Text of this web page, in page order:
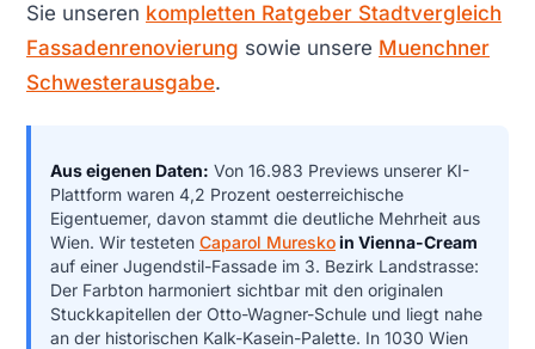
Sie unseren kompletten Ratgeber Stadtvergleich
Fassadenrenovierung sowie unsere Muenchner
Schwesterausgabe.
Aus eigenen Daten: Von 16.983 Previews unserer KI-
Plattform waren 4,2 Prozent oesterreichische
Eigentuemer, davon stammt die deutliche Mehrheit aus
Wien. Wir testeten Caparol Mureskoin Vienna-Cream
auf einer Jugendstil-Fassade im 3. Bezirk Landstrasse:
Der Farbton harmoniert sichtbar mit den originalen
Stuckkapitellen der Otto-Wagner-Schule und liegt nahe
an der historischen Kalk-Kasein-Palette. In 1030 Wien